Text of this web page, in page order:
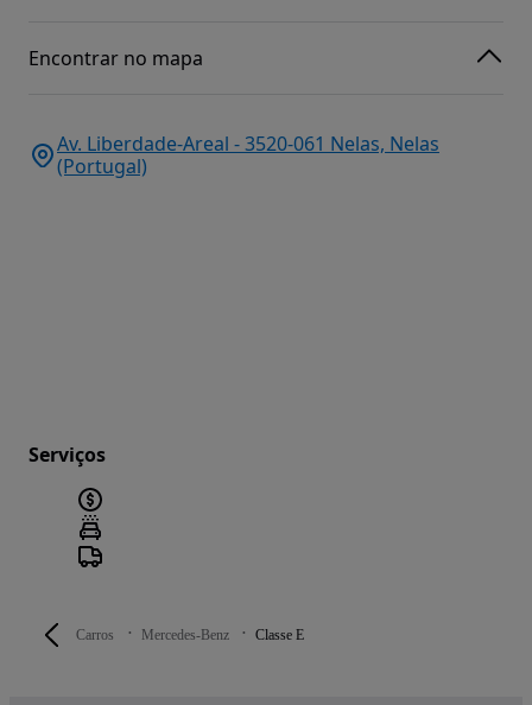
Carros Mercedes-Benz Classe E
Encontrar no mapa
Av. Liberdade-Areal - 3520-061 Nelas, Nelas
(Portugal)
Serviços